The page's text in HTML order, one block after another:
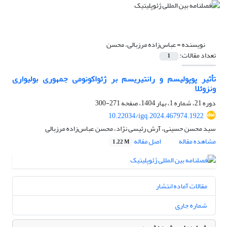
نویسنده =عباس‌زاده مرزبالی، محسن
تعداد مقالات: 1
تأثیر پوپولیسم و رانتیریسم بر ژئواکونومی جمهوری بولیواری
ونزوئلا
دوره 21، شماره 1، بهار 1404، صفحه
271-300
10.22034/igq.2024.467974.1922
سید محسن حسینی، آرش رئیسی نژاد، محسن عباس‌زاده مرزبالی
مشاهده مقاله
اصل مقاله 1.22 M
مقالات آماده انتشار
شماره جاری